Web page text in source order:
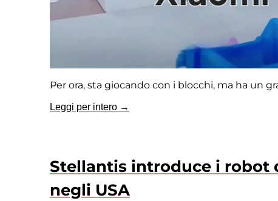
Per ora, sta giocando con i blocchi, ma ha un
Leggi per intero →
Stellantis introduce i robot
negli USA